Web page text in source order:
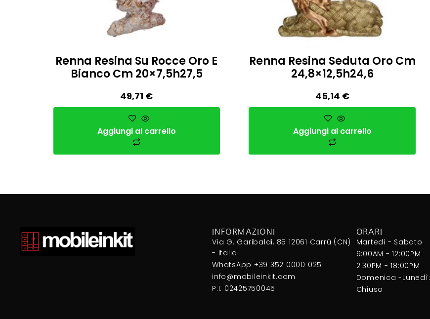
Renna Resina Su Rocce Oro E
Bianco Cm 20×7,5h27,5
49,71 €
Aggiungi al carrello
Renna Resina Seduta Oro Cm
24,8×12,5h24,6
45,14 €
Aggiungi al carrello
INFORMAZIONI
Via G. Garibaldi, 85 12061 Carrù (CN)
- Italia
WhatsApp +39 352 0000 025
info@mobileinkit.com
P.I. 02425750045
ORARI
Martedi - Sabato
9:00AM - 12:00PM
2:30PM - 18:00PM
Domenica -Lunedì:
Chiuso